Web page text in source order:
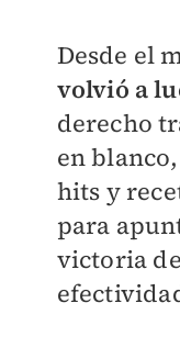
Desde el
volvió a
derecho
en
hits y
para
victoria